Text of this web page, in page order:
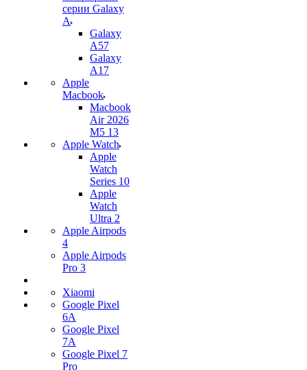
серии Galaxy
A
Galaxy
A57
Galaxy
A17
Apple
Macbook
Macbook
Air 2026
M5 13
Apple Watch
Apple
Watch
Series 10
Apple
Watch
Ultra 2
Apple Airpods
4
Apple Airpods
Pro 3
Xiaomi
Google Pixel
6A
Google Pixel
7А
Google Pixel 7
Pro